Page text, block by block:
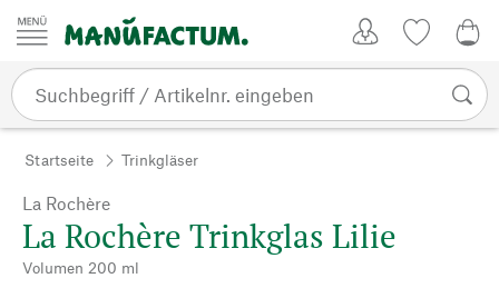
Zum Inhalt springen
Startseite Trinkgläser
La Rochère
La Rochère Trinkglas Lilie
Volumen 200 ml